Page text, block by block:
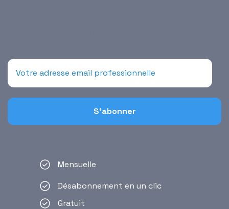
Mensuelle
Désabonnement en un clic
Gratuit